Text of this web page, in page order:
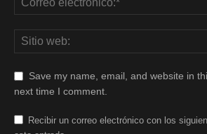
Save my name, email, and website in
next time I comment.
Recibir un correo electrónico con los